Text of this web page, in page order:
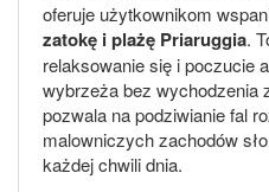
oferuje użytkownikom
zatokę i plażę Priaruggia.
relaksowanie się i poczucie
wybrzeża bez wychodzenia
pozwala na podziwianie fal
malowniczych zachodów
każdej chwili dnia.